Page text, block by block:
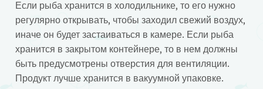
Если рыба хранится в холодильнике, то его нужно
регулярно открывать, чтобы заходил свежий воздух,
иначе он будет застаиваться в камере. Если рыба
хранится в закрытом контейнере, то в нем должны
быть предусмотрены отверстия для вентиляции.
Продукт лучше хранится в вакуумной упаковке.